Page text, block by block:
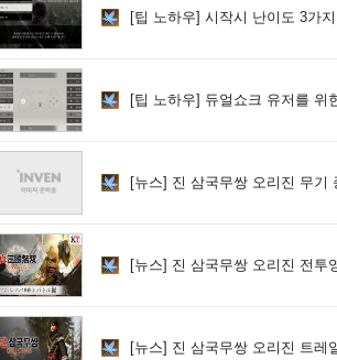
[팁 노하우] 시작시 난이도 3가지
[팁 노하우] 듀얼쇼크 유저를 위
[뉴스] 진 삼국무쌍 오리진 무기
[뉴스] 진 삼국무쌍 오리진 전투
[뉴스] 진 삼국무쌍 오리진 트레